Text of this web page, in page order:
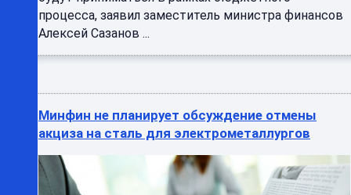
процесса, заявил заместитель министра финансов
Алексей Сазанов ...
Минфин не планирует обсуждение отмены
акциза на сталь для электрометаллургов